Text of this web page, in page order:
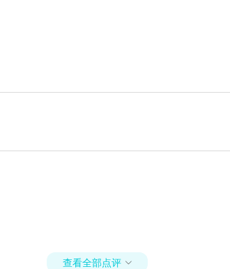
查看全部点评 